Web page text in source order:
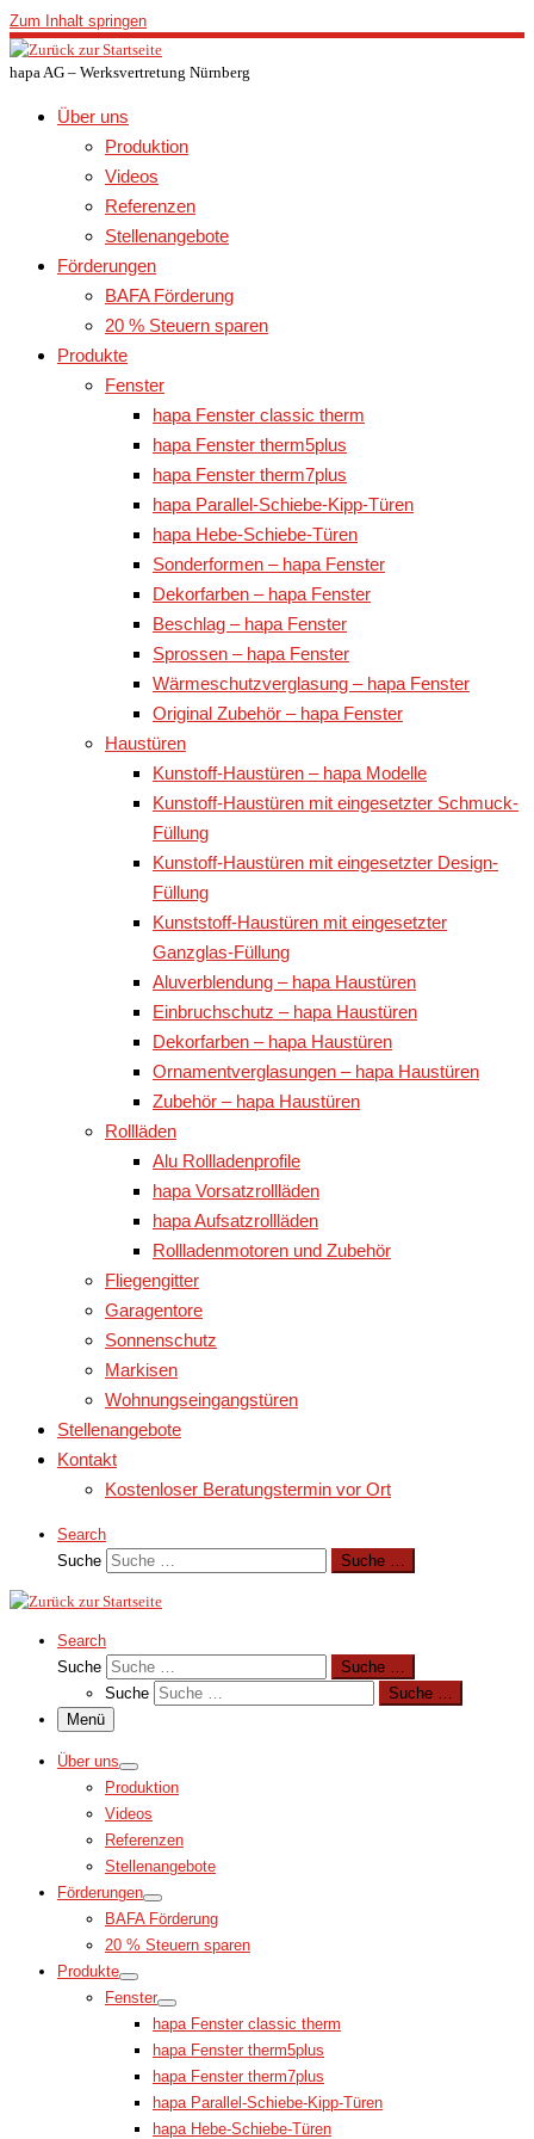
Zum Inhalt springen
hapa AG – Werksvertretung Nürnberg
Über uns
Produktion
Videos
Referenzen
Stellenangebote
Förderungen
BAFA Förderung
20 % Steuern sparen
Produkte
Fenster
hapa Fenster classic therm
hapa Fenster therm5plus
hapa Fenster therm7plus
hapa Parallel-Schiebe-Kipp-Türen
hapa Hebe-Schiebe-Türen
Sonderformen – hapa Fenster
Dekorfarben – hapa Fenster
Beschlag – hapa Fenster
Sprossen – hapa Fenster
Wärmeschutzverglasung – hapa Fenster
Original Zubehör – hapa Fenster
Haustüren
Kunstoff-Haustüren – hapa Modelle
Kunstoff-Haustüren mit eingesetzter Schmuck-
Füllung
Kunstoff-Haustüren mit eingesetzter Design-
Füllung
Kunststoff-Haustüren mit eingesetzter
Ganzglas-Füllung
Aluverblendung – hapa Haustüren
Einbruchschutz – hapa Haustüren
Dekorfarben – hapa Haustüren
Ornamentverglasungen – hapa Haustüren
Zubehör – hapa Haustüren
Rollläden
Alu Rollladenprofile
hapa Vorsatzrollläden
hapa Aufsatzrollläden
Rollladenmotoren und Zubehör
Fliegengitter
Garagentore
Sonnenschutz
Markisen
Wohnungseingangstüren
Stellenangebote
Kontakt
Kostenloser Beratungstermin vor Ort
Search
Suche
Suche …
Search
Suche
Suche …
Suche
Suche …
Menü
Über uns
Produktion
Videos
Referenzen
Stellenangebote
Förderungen
BAFA Förderung
20 % Steuern sparen
Produkte
Fenster
hapa Fenster classic therm
hapa Fenster therm5plus
hapa Fenster therm7plus
hapa Parallel-Schiebe-Kipp-Türen
hapa Hebe-Schiebe-Türen